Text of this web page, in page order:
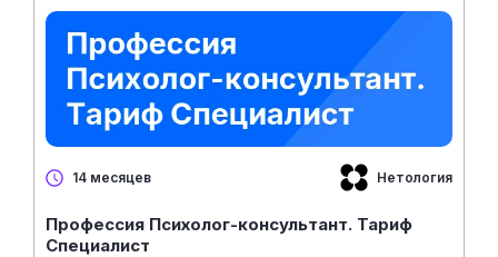
14 месяцев Нетология
Профессия Психолог-консультант. Тариф
Специалист